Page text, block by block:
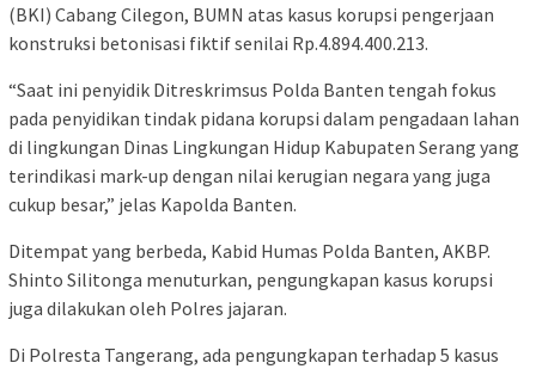
(BKI) Cabang Cilegon, BUMN atas kasus korupsi pengerjaan
konstruksi betonisasi fiktif senilai Rp.4.894.400.213.
“Saat ini penyidik Ditreskrimsus Polda Banten tengah fokus
pada penyidikan tindak pidana korupsi dalam pengadaan lahan
di lingkungan Dinas Lingkungan Hidup Kabupaten Serang yang
terindikasi mark-up dengan nilai kerugian negara yang juga
cukup besar,” jelas Kapolda Banten.
Ditempat yang berbeda, Kabid Humas Polda Banten, AKBP.
Shinto Silitonga menuturkan, pengungkapan kasus korupsi
juga dilakukan oleh Polres jajaran.
Di Polresta Tangerang, ada pengungkapan terhadap 5 kasus